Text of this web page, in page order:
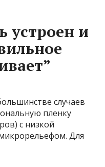
устроен и
случаев
пленку
с низкой
Для